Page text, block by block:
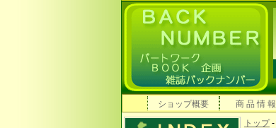
ショップ概要
商 品 情 報
トップ-